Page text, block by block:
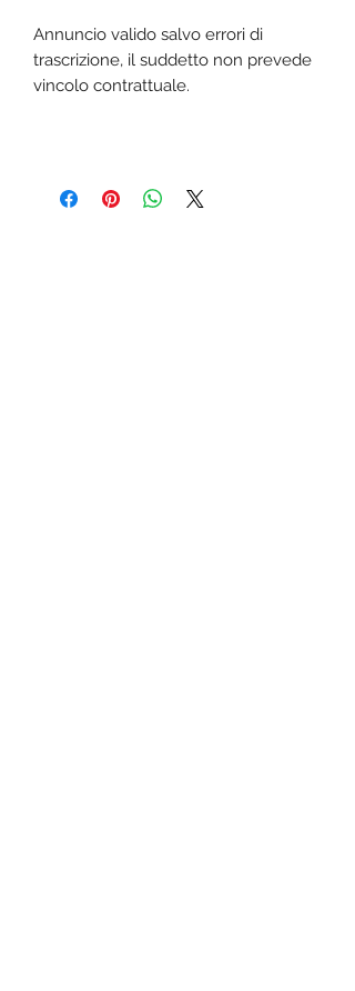
Annuncio valido salvo errori di
trascrizione, il suddetto non prevede
vincolo contrattuale.